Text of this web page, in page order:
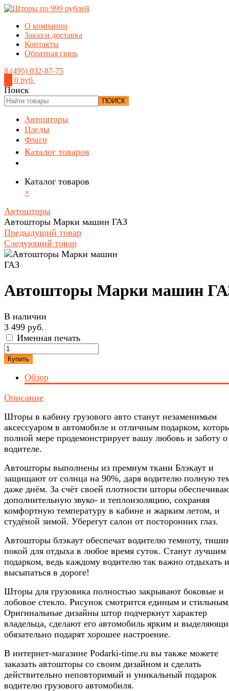
О компании
Заказ и доставка
Контакты
Обратная связь
8 (495) 032-87-75
0 руб.
Поиск
ПОИСК
Автошторы
Пледы
Флаги
Каталог товаров
Каталог товаров
×
Автошторы
Автошторы Марки машин ГАЗ
Предыдущий товар
Следующий товар
Автошторы Марки машин
В наличии
3 499 руб.
Именная печать
Купить
Обзор
Описание
Шторы в кабину грузового авто станут незаменимым
аксессуаром в автомобиле и отличным подарком,
полной мере продемонстрирует вашу любовь и заботу о
водителе.
Автошторы выполнены из премиум ткани Блэкаут и
защищают от солнца на 90%, даря водителю полную
даже днём. За счёт своей плотности шторы
дополнительную звуко- и теплоизоляцию, сохраняя
комфортную температуру в кабине и жарким летом, и
студёной зимой. Уберегут салон от посторонних глаз.
Автошторы блэкаут обеспечат водителю темноту,
покой для отдыха в любое время суток. Станут лучшим
подарком, ведь каждому водителю так важно отдыхать и
высыпаться в дороге!
Шторы для грузовика полностью закрывают боковые и
лобовое стекло. Рисунок смотрится единым и
Оригинальные дизайны штор подчеркнут характер
владельца, сделают его автомобиль ярким и
обязательно подарят хорошее настроение.
В интернет-магазине Podarki-time.ru вы также можете
заказать автошторы со своим дизайном и сделать
действительно неповторимый и уникальный подарок
водителю грузового автомобиля.